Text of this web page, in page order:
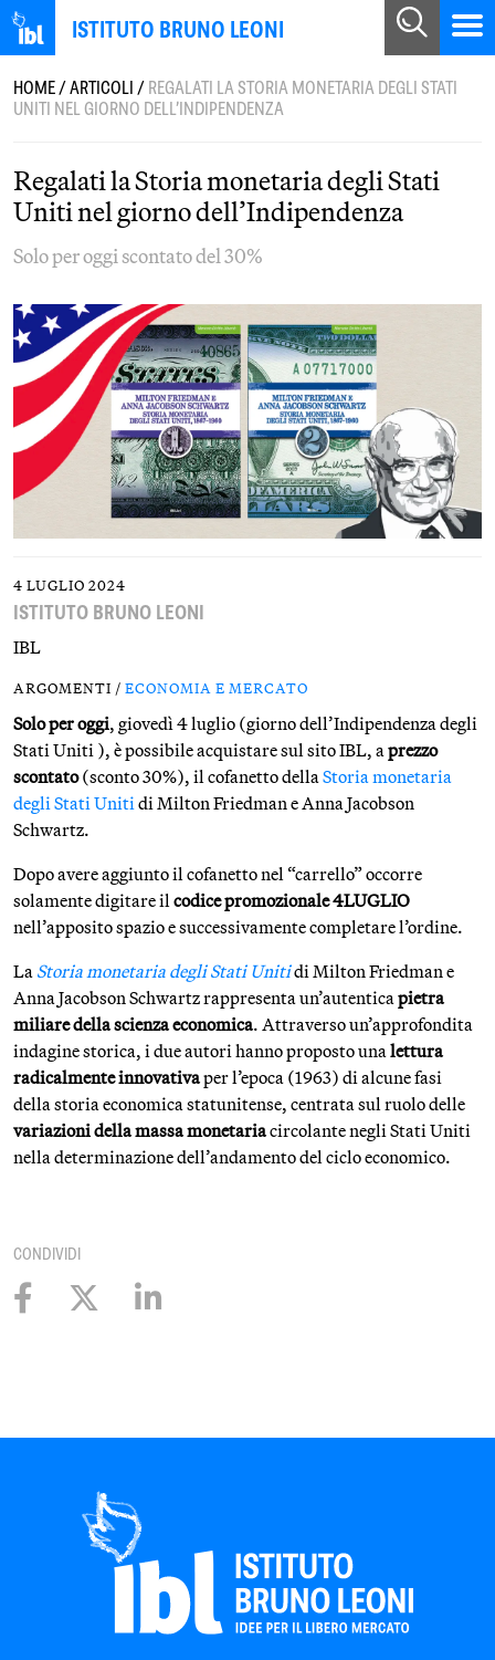
ISTITUTO BRUNO LEONI
HOME/ARTICOLI/REGALATI LA STORIA MONETARIA DEGLI STATI
UNITI NEL GIORNO DELL’INDIPENDENZA
Regalati la Storia monetaria degli Stati
Uniti nel giorno dell’Indipendenza
Solo per oggi scontato del 30%
4 LUGLIO 2024
ISTITUTO BRUNO LEONI
IBL
ARGOMENTI / ECONOMIA E MERCATO
Solo per oggi, giovedì 4 luglio (giorno dell’Indipendenza degli
Stati Uniti ), è possibile acquistare sul sito IBL, aprezzo
scontato(sconto 30%), il cofanetto dellaStoria monetaria
degli Stati Unitidi Milton Friedman e Anna Jacobson
Schwartz.
Dopo avere aggiunto il cofanetto nel “carrello” occorre
solamente digitare ilcodice promozionale 4LUGLIO
nell’apposito spazio e successivamente completare l’ordine.
La Storia monetaria degli Stati Unitidi Milton Friedman e
Anna Jacobson Schwartz rappresenta un’autenticapietra
miliare della scienza economica. Attraverso un’approfondita
indagine storica, i due autori hanno proposto unalettura
radicalmente innovativaper l’epoca (1963) di alcune fasi
della storia economica statunitense, centrata sul ruolo delle
variazioni della massa monetariacircolante negli Stati Uniti
nella determinazione dell’andamento del ciclo economico.
CONDIVIDI